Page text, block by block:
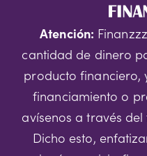
Atención:
cantidad de dinero
producto financiero,
financiamiento o
avísenos a través
Dicho esto,